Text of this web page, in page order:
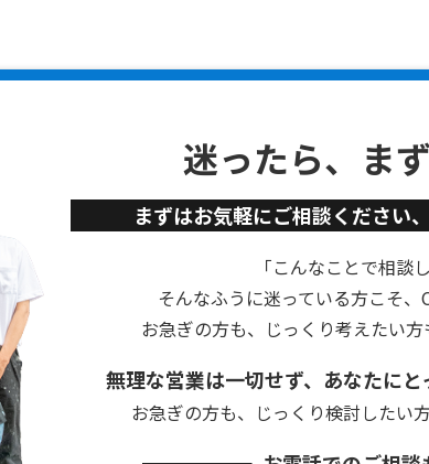
迷ったら、ま
まずはお気軽にご相談ください
「こんなことで相
そんなふうに迷っている方こそ
お急ぎの方も、じっくり考えたい
無理な営業は一切せず、あなたに
お急ぎの方も、じっくり検討したい